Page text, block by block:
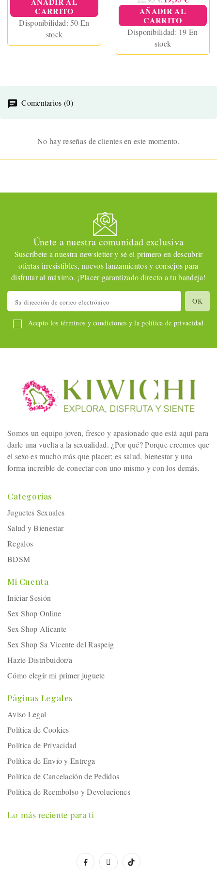
CARRITO
Disponibilidad:50 En
stock
AÑADIR AL
CARRITO
Disponibilidad: 19 En
stock
Comentarios (0)
No hay reseñas de clientes en este momento.
Únete a nuestra comunidad exclusiva
Suscríbete a nuestra newsletter y sé el primero en descubrir
ofertas irresistibles, nuevos lanzamientos y consejos para
disfrutar al máximo. ¡Placer garantizado directo a tu bandeja!
Acepto los términos y condiciones y la política de privacidad
Somos un equipo joven, fresco y apasionado que está aquí para
darle una vuelta a la sexualidad. ¿Por qué? Porque creemos que
el sexo es mucho más que placer; es salud, bienestar y una
forma increíble de conectar con uno mismo y con los demás.
Categorias
Juguetes Sexuales
Salud y Bienestar
Regalos
BDSM
Mi Cuenta
Iniciar Sesión
Sex Shop Online
Sex Shop Alicante
Sex Shop Sa Vicente del Raspeig
Hazte Distribuidor/a
Cómo elegir mi primer juguete
Páginas Legales
Aviso Legal
Política de Cookies
Política de Privacidad
Política de Envío y Entrega
Política de Cancelación de Pedidos
Política de Reembolso y Devoluciones
Lo más reciente para ti